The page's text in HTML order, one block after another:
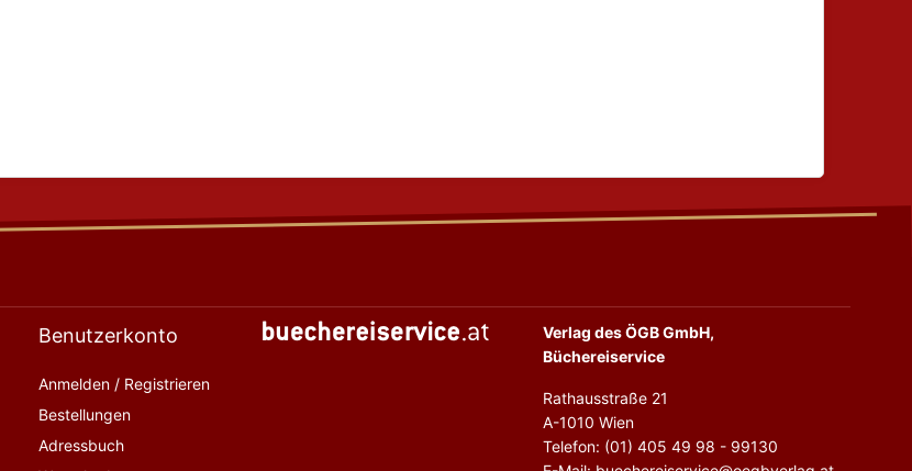
Benutzerkonto
Anmelden / Registrieren
Bestellungen
Adressbuch
Verlag des ÖGB GmbH,
Büchereiservice
Rathausstraße 21
A-1010 Wien
Telefon: (01) 405 49 98 - 99130